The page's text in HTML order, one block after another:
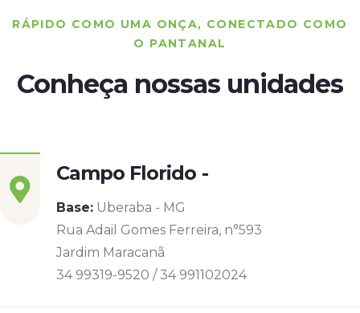
RÁPIDO COMO UMA ONÇA, CONECTADO COMO
O PANTANAL
Conheça nossas unidades
Campo Florido -
Base: Uberaba - MG
Rua Adail Gomes Ferreira, n°593
Jardim Maracanã
34 99319-9520 / 34 991102024